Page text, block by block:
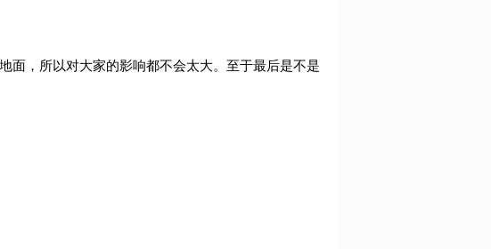
面，所以对大家的影响都不会太大。至于最后是不是